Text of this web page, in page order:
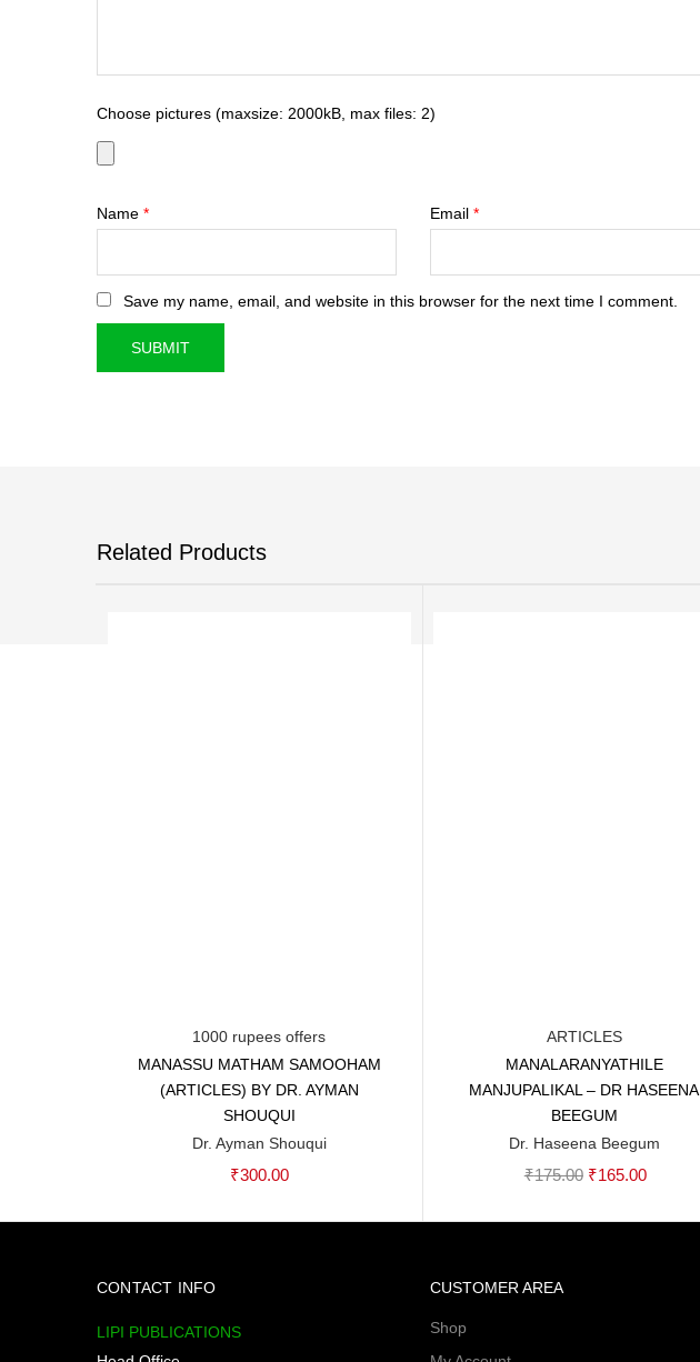
Choose pictures (maxsize: 2000kB, max files: 2)
Name * Email *
Save my name, email, and website in this browser for the next time I comment.
Related Products
1000 rupees offers
Add to cart
MANASSU MATHAM SAMOOHAM
(ARTICLES) BY DR. AYMAN
SHOUQUI
Dr. Ayman Shouqui
₹300.00
ARTICLES
Add to cart
MANALARANYATHILE
MANJUPALIKAL – DR HASEENA
BEEGUM
Dr. Haseena Beegum
₹175.00 Original
₹165.00Current
CONTACT INFO
LIPI PUBLICATIONS
CUSTOMER AREA
Shop